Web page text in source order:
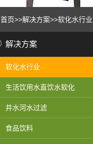
首页>>解决方案>>软化水行业
解决方案
软化水行业
生活饮用水直饮水软化
井水河水过滤
食品饮料